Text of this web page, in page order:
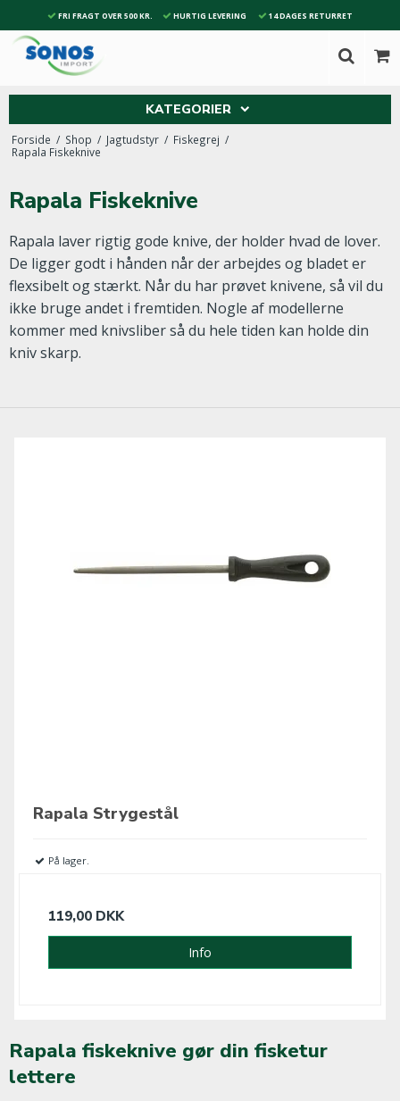
FRI FRAGT OVER 500 KR. HURTIG LEVERING 14 DAGES RETURRET
KATEGORIER
Forside / Shop / Jagtudstyr / Fiskegrej /
Rapala Fiskeknive
Rapala Fiskeknive
Rapala laver rigtig gode knive, der holder hvad de lover.
De ligger godt i hånden når der arbejdes og bladet er
flexsibelt og stærkt. Når du har prøvet knivene, så vil du
ikke bruge andet i fremtiden. Nogle af modellerne
kommer med knivsliber så du hele tiden kan holde din
kniv skarp.
Rapala Strygestål
På lager.
119,00 DKK
Info
Rapala fiskeknive gør din fisketur
lettere